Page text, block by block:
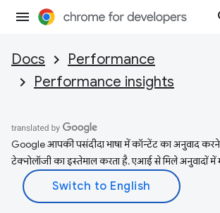
Docs
Performance
Performance insights
Google आपकी पसंदीदा भाषा में कॉन्टेंट का अनुवाद
टेक्नोलॉजी का इस्तेमाल करता है. एआई से मिले अनुवादों में